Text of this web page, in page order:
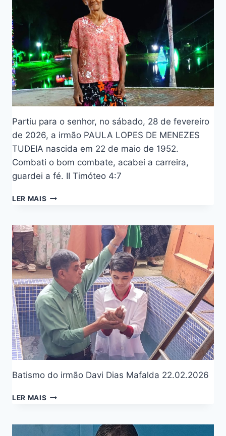
Partiu para o senhor, no sábado, 28 de fevereiro
de 2026, a irmão PAULA LOPES DE MENEZES
TUDEIA nascida em 22 de maio de 1952.
Combati o bom combate, acabei a carreira,
guardei a fé. II Timóteo 4:7
LER MAIS
Batismo do irmão Davi Dias Mafalda 22.02.2026
LER MAIS